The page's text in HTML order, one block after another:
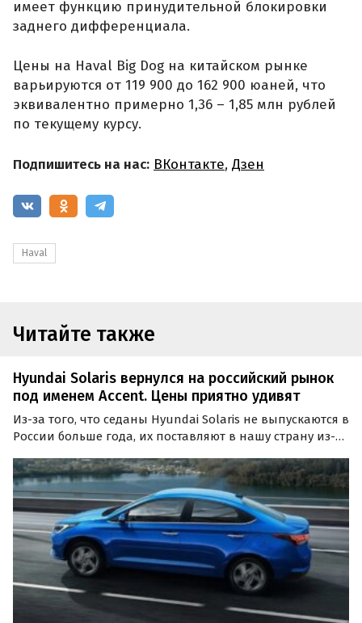
имеет функцию принудительной блокировки
заднего дифференциала.
Цены на Haval Big Dog на китайском рынке
варьируются от 119 900 до 162 900 юаней, что
эквивалентно примерно 1,36 – 1,85 млн рублей
по текущему курсу.
Подпишитесь на нас: ВКонтакте, Дзен
Haval
Читайте также
Hyundai Solaris вернулся на российский рынок
под именем Accent. Цены приятно удивят
Из-за того, что седаны Hyundai Solaris не выпускаются в
России больше года, их поставляют в нашу страну из-за
минимум девять таких автомобилей, представленных
под экспортным названием Accent, пишут…